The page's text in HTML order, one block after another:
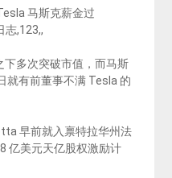
马斯克薪金过
志,123,,
下多次突破市值，而马斯
就有前董事不满 Tesla 的
早前就入禀特拉华州法
亿美元天亿股权激励计